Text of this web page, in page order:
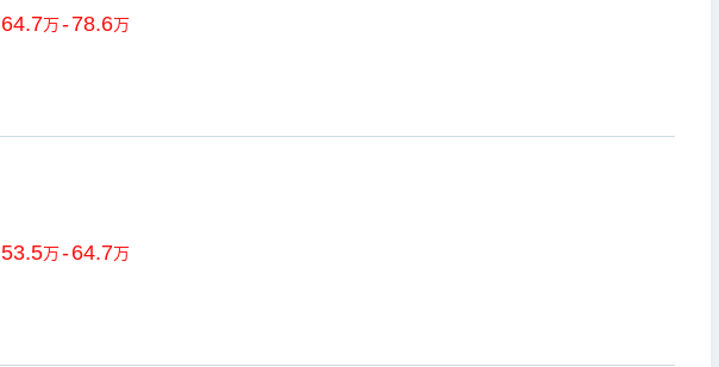
64.7万-78.6万
53.5万-64.7万